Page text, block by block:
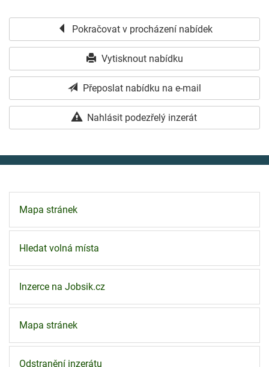
Pokračovat v procházení nabídek
Vytisknout nabídku
Přeposlat nabídku na e-mail
Nahlásit podezřelý inzerát
Mapa stránek
Hledat volná místa
Inzerce na Jobsik.cz
Mapa stránek
Odstranění inzerátu